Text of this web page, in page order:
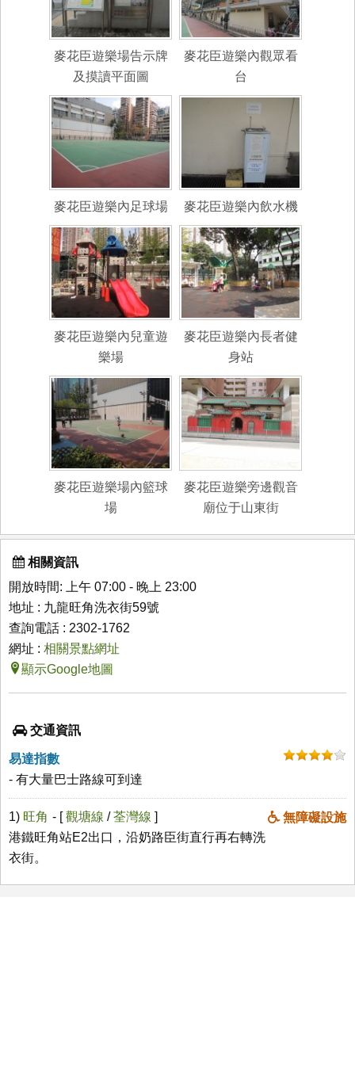
麥花臣遊樂場告示牌
及摸讀平面圖
麥花臣遊樂內觀眾看
台
麥花臣遊樂內足球場 麥花臣遊樂內飲水機
麥花臣遊樂內兒童遊
樂場
麥花臣遊樂內長者健
身站
麥花臣遊樂場內籃球
場
麥花臣遊樂旁邊觀音
廟位于山東街
相關資訊
開放時間: 上午 07:00 - 晚上 23:00
地址 : 九龍旺角洗衣街59號
查詢電話 : 2302-1762
網址 : 相關景點網址
顯示Google地圖
交通資訊
易達指數
- 有大量巴士路線可到達
1) 旺角 無障礙設施
- [觀塘線 /荃灣線 ]
港鐵旺角站E2出口，沿奶路臣街直行再右轉洗
衣街。